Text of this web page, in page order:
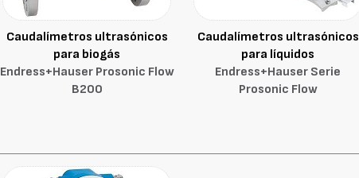
Caudalímetros ultrasónicos
para biogás
Endress+Hauser Prosonic Flow
B200
Caudalímetros ultrasónicos
para líquidos
Endress+Hauser Serie
Prosonic Flow